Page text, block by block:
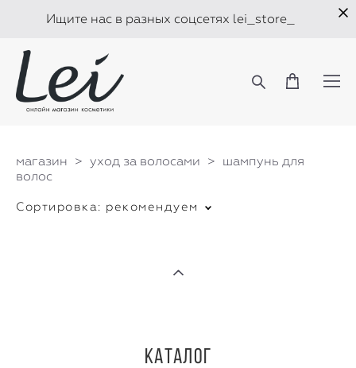
Ищите нас в разных соцсетях lei_store_
магазин > уход за волосами > шампунь для
волос
Сортировка: рекомендуем
Каталог